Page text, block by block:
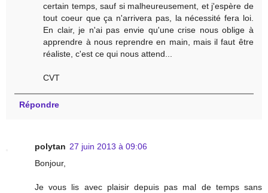
certain temps, sauf si malheureusement, et j'espère de
tout coeur que ça n'arrivera pas, la nécessité fera loi.
En clair, je n'ai pas envie qu'une crise nous oblige à
apprendre à nous reprendre en main, mais il faut être
réaliste, c'est ce qui nous attend...
CVT
Répondre
polytan 27 juin 2013 à 09:06
Bonjour,
Je vous lis avec plaisir depuis pas mal de temps sans